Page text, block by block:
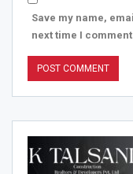
Save my name,
next time I